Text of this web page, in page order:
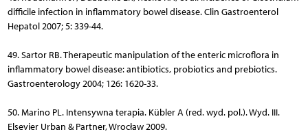
difficile infection in inflammatory bowel disease. Clin Gastroenterol
Hepatol 2007; 5: 339-44.
49. Sartor RB. Therapeutic manipulation of the enteric microflora in
inflammatory bowel disease: antibiotics, probiotics and prebiotics.
Gastroenterology 2004; 126: 1620-33.
50. Marino PL. Intensywna terapia. Kübler A (red. wyd. pol.). Wyd. III.
Elsevier Urban & Partner, Wrocław 2009.